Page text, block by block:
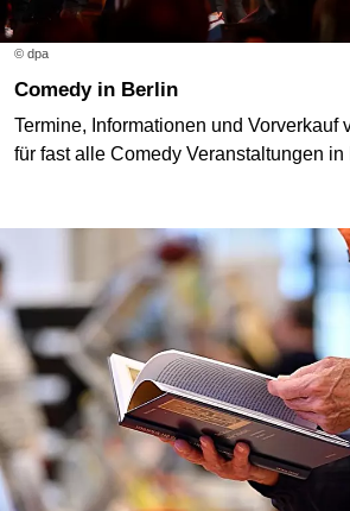
© dpa
Comedy in Berlin
Termine, Informationen und Vorverkauf
für fast alle Comedy Veranstaltungen in